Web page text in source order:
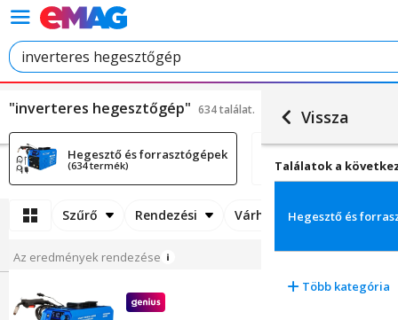
Vissza
Találatok a
Hegesztő és
Több kategória
"inverteres hegesztőgép" 634 találat.
Hegesztő és forrasztógépek
(634 termék) Több kategória
Szűrő Rendezési Várható szállítási idő
Az eredmények rendezése